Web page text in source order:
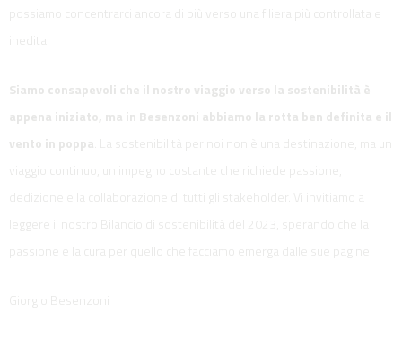
possiamo concentrarci ancora di più verso una filiera più controllata e
inedita.
Siamo consapevoli che il nostro viaggio verso la sostenibilità è
appena iniziato, ma in Besenzoni abbiamo la rotta ben definita e il
vento in poppa . La sostenibilità per noi non è una destinazione, ma un
viaggio continuo, un impegno costante che richiede passione,
dedizione e la collaborazione di tutti gli stakeholder. Vi invitiamo a
leggere il nostro Bilancio di sostenibilità del 2023, sperando che la
passione e la cura per quello che facciamo emerga dalle sue pagine.
Giorgio Besenzoni